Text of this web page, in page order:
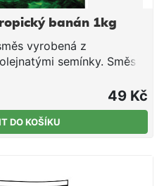
banán 1kg
vyrobená z
semínky. Směs
celé sezony. Jedná
obilovin a olejnatin,
a atraktivní aroma.
do krmítek, ale i do
49 Kč
DO KOŠÍKU